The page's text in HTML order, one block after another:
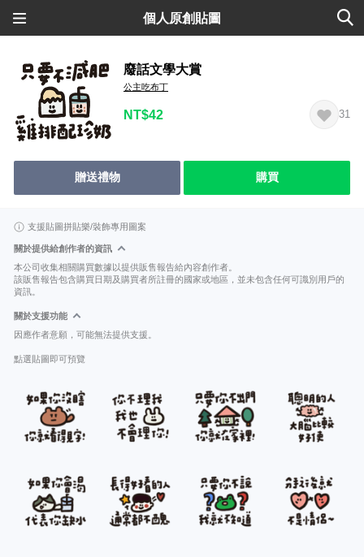
個人原創貼圖
廢話文學大賞
公主吃布丁
NT$42 31
贈送禮物 購買
支援貼圖拼貼樂/裝飾專用圖案
關於提供給創作者的資訊
本公司收集相關購買數據以提供販售報告給內容創作者。
該販售報告包含購買日期及購買者所註冊的國家或地區，並未包含任何可識別用戶的
資訊。
關於支援功能
因應作者意願，可能無法提供支援。
點選貼圖即可預覽